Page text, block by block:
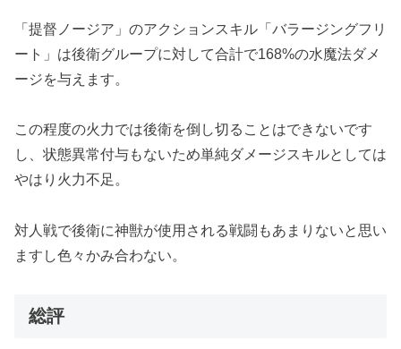
「提督ノージア」のアクションスキル「バラージングフリ
ート」は後衛グループに対して合計で168%の水魔法ダメ
ージを与えます。
この程度の火力では後衛を倒し切ることはできないです
し、状態異常付与もないため単純ダメージスキルとしては
やはり火力不足。
対人戦で後衛に神獣が使用される戦闘もあまりないと思い
ますし色々かみ合わない。
総評